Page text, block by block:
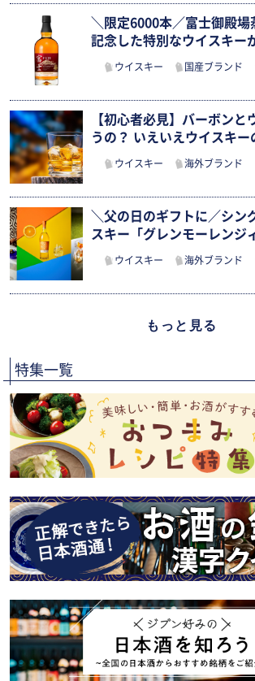
＼限定6000本／富士御殿場
記念した特別なウイスキー
ウイスキー 国産ブランド
【初心者必見】バーボンと
うの？ いえいえウイスキー
ウイスキー 海外ブランド
＼父の日のギフトに／シン
スキー「グレンモーレンジ
ウイスキー 海外ブランド
もっと見る
特集一覧